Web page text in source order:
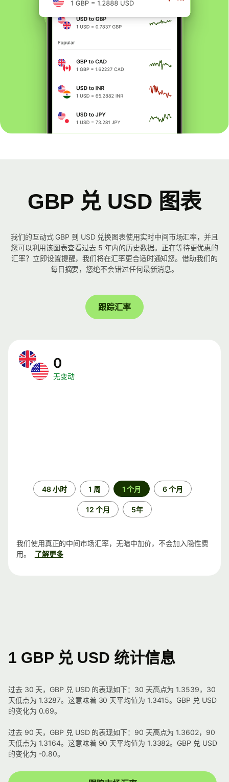
GBP 兑 USD 图表
我们的互动式 GBP 到 USD 兑换图表使用实时中间市场汇率，并且
您可以利用该图表查看过去 5 年内的历史数据。正在等待更优惠的
汇率？立即设置提醒，我们将在汇率更合适时通知您。借助我们的
每日摘要，您绝不会错过任何最新消息。
跟踪汇率
0
无变动
48 小时 1 周 1 个月 6 个月
12 个月 5年
我们使用真正的中间市场汇率，无暗中加价，不会加入隐性费
用。
了解更多
1 GBP 兑 USD 统计信息
过去 30 天，GBP 兑 USD 的表现如下：30 天高点为 1.3539，30
天低点为 1.3287。这意味着 30 天平均值为 1.3415。GBP 兑 USD
的变化为 0.69。
过去 90 天，GBP 兑 USD 的表现如下：90 天高点为 1.3602，90
天低点为 1.3164。这意味着 90 天平均值为 1.3382。GBP 兑 USD
的变化为 -0.80。